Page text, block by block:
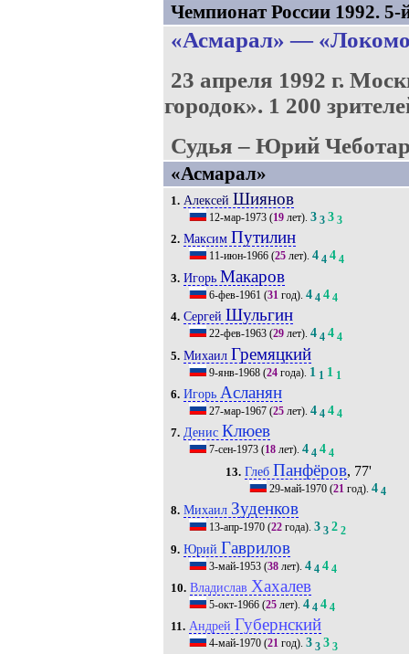
Чемпионат России 1992. 5-
«Асмарал» —
23 апреля 1992 г.
городок». 1 200
Судья – Юрий
«Асмарал»
1. Алексей Шиянов
12-мар-1973(19лет). 3 3 3 3
2. Максим Путилин
11-июн-1966(25лет). 4 4 4 4
3. Игорь Макаров
6-фев-1961 (31 год). 4 4 4 4
4. Сергей Шульгин
22-фев-1963(29лет). 4 4 4 4
5. Михаил Гремяцкий
9-янв-1968(24года). 1 1 1 1
6. Игорь Асланян
27-мар-1967(25лет). 4 4 4 4
7. Денис Клюев
7-сен-1973(18лет). 4 4 4 4
13. Глеб Панфёров, 77'
29-май-1970 (21 год).4 4
8. Михаил Зуденков
13-апр-1970(22года). 3 3 2 2
9. Юрий Гаврилов
3-май-1953(38лет). 4 4 4 4
10. Владислав Хахалев
5-окт-1966(25лет). 4 4 4 4
11. Андрей Губернский
4-май-1970(21год). 3 3 3 3